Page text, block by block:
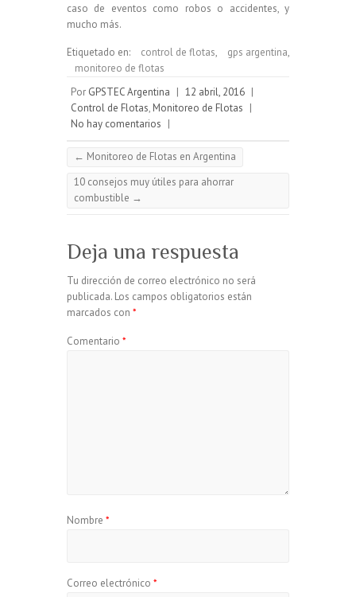
caso de eventos como robos o accidentes, y
mucho más.
Etiquetado en: control de flotas, gps argentina,
monitoreo de flotas
Por GPSTEC Argentina | 12 abril, 2016 |
Control de Flotas, Monitoreo de Flotas |
No hay comentarios |
← Monitoreo de Flotas en Argentina
10 consejos muy útiles para ahorrar
combustible →
Deja una respuesta
Tu dirección de correo electrónico no será
publicada. Los campos obligatorios están
marcados con *
Comentario *
Nombre *
Correo electrónico *